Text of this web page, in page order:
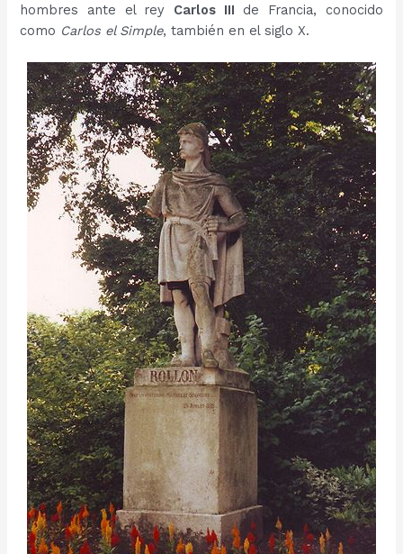
hombres ante el rey Carlos III de Francia, conocido
como Carlos el Simple, también en el siglo X.